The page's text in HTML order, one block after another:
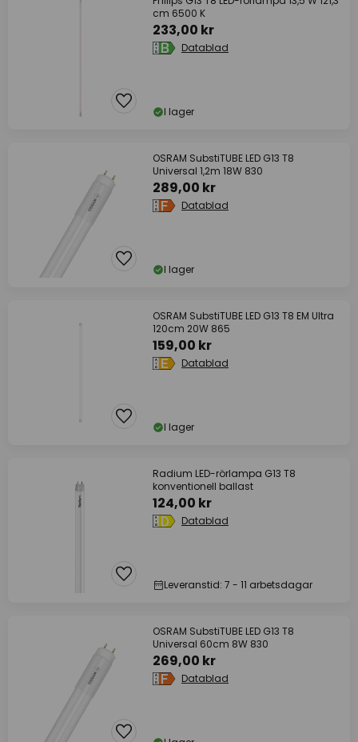
cm 6500 K
233,00 kr
Datablad
I lager
OSRAM SubstiTUBE LED G13 T8
Universal 1,2m 18W 830
289,00 kr
Datablad
I lager
OSRAM SubstiTUBE LED G13 T8 EM Ultra
120cm 20W 865
159,00 kr
Datablad
I lager
Radium LED-rörlampa G13 T8
konventionell ballast
124,00 kr
Datablad
Leveranstid: 7 - 11 arbetsdagar
OSRAM SubstiTUBE LED G13 T8
Universal 60cm 8W 830
269,00 kr
Datablad